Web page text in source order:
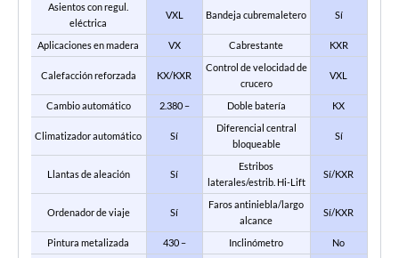
Asientos con regul.
eléctrica
VXL Bandeja cubremaletero Sí
Aplicaciones en madera VX Cabrestante KXR
Calefacción reforzada KX/KXR
Control de velocidad de
crucero
VXL
Cambio automático 2.380 – Doble batería KX
Climatizador automático Sí
Diferencial central
bloqueable
Sí
Llantas de aleación Sí
Estribos
laterales/estrib. Hi-Lift
Sí/KXR
Ordenador de viaje Sí
Faros antiniebla/largo
alcance
Sí/KXR
Pintura metalizada 430 – Inclinómetro
No